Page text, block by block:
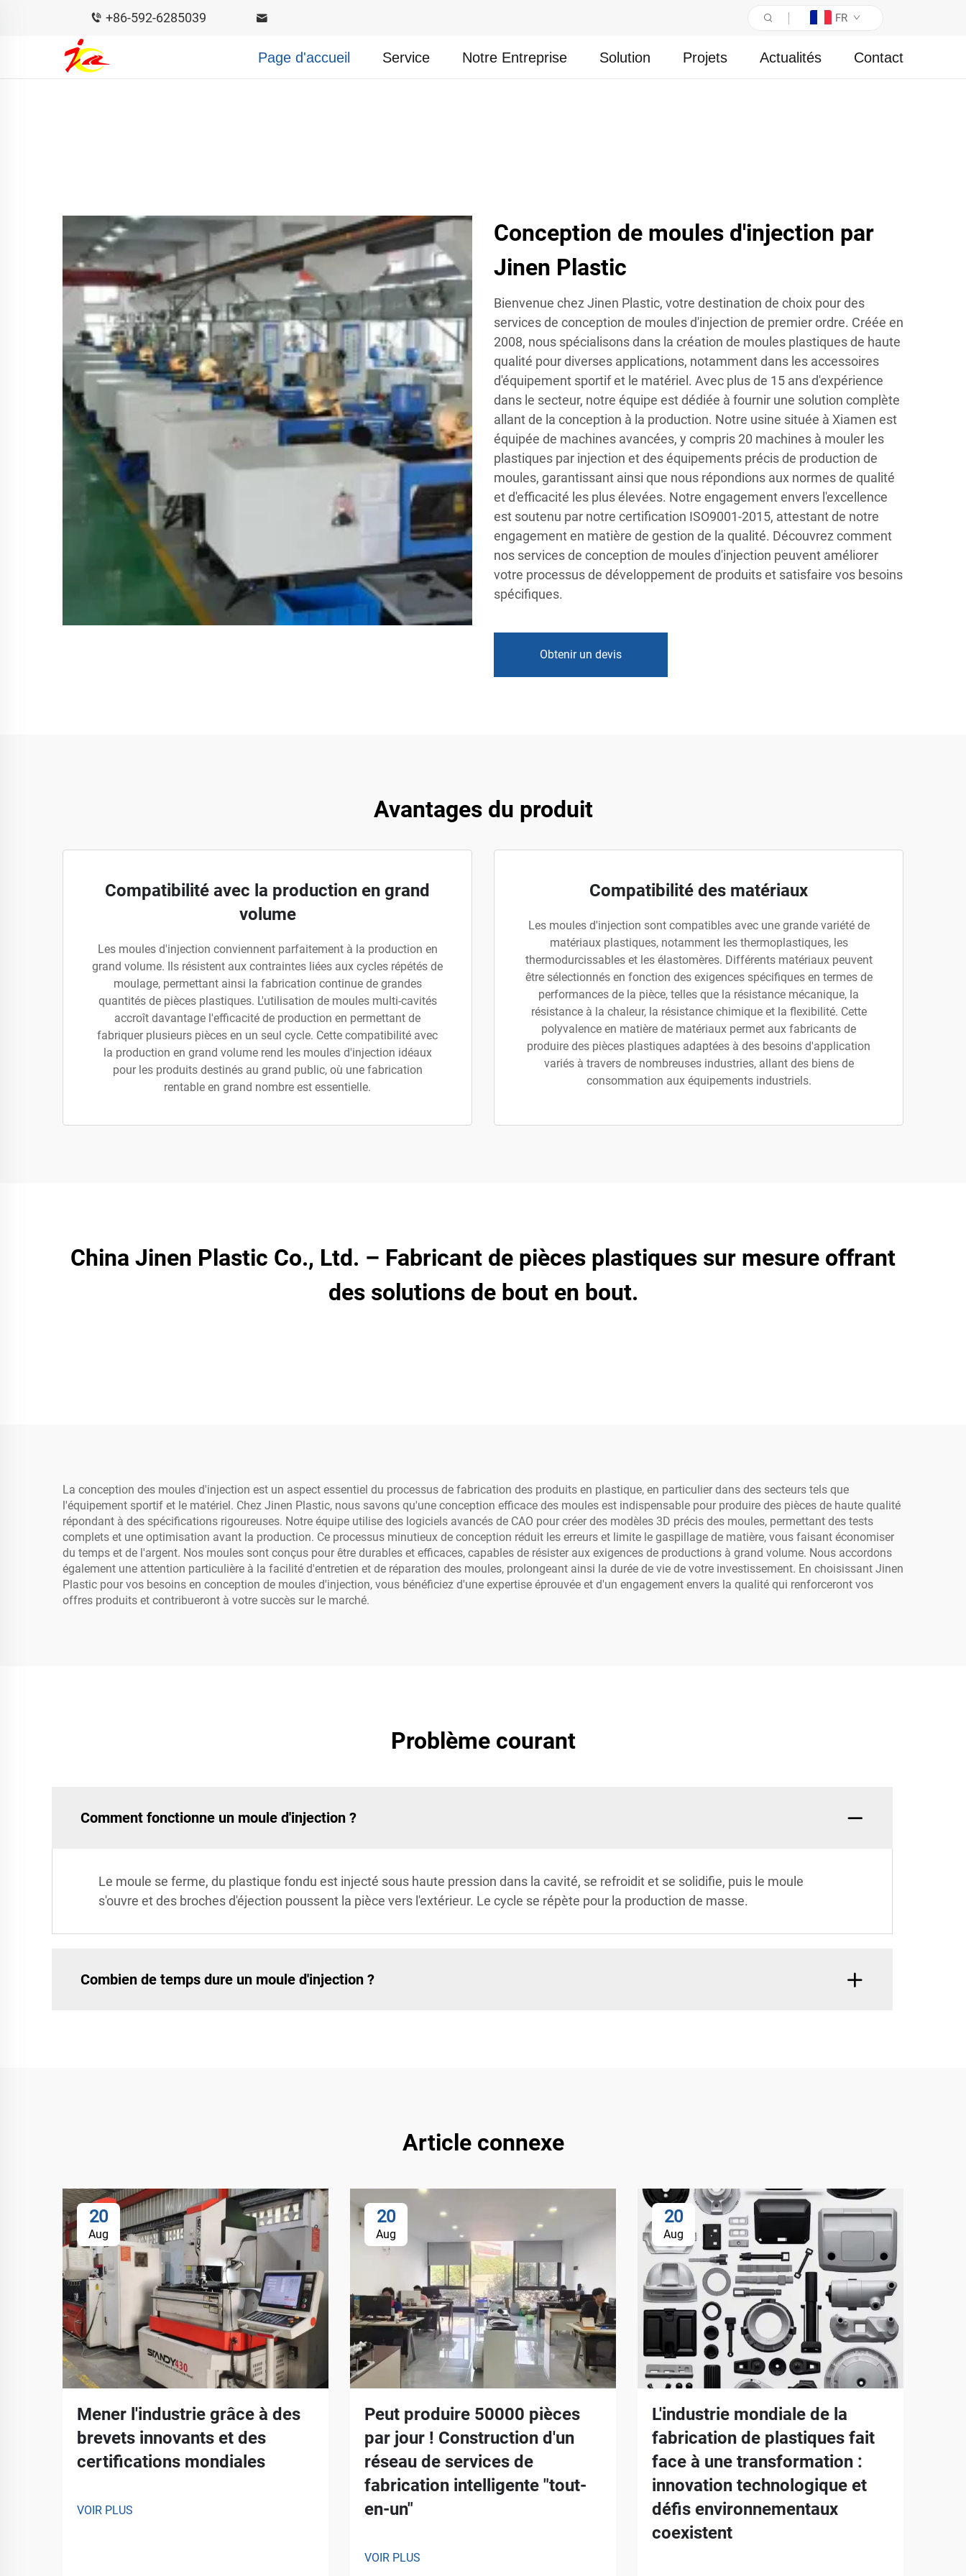
+86-592-6285039 FR
Page d'accueil Service Notre Entreprise Solution Projets Actualités Contact
Conception de moules d'injection par
Jinen Plastic
Bienvenue chez Jinen Plastic, votre destination de choix pour des
services de conception de moules d'injection de premier ordre. Créée en
2008, nous spécialisons dans la création de moules plastiques de haute
qualité pour diverses applications, notamment dans les accessoires
d'équipement sportif et le matériel. Avec plus de 15 ans d'expérience
dans le secteur, notre équipe est dédiée à fournir une solution complète
allant de la conception à la production. Notre usine située à Xiamen est
équipée de machines avancées, y compris 20 machines à mouler les
plastiques par injection et des équipements précis de production de
moules, garantissant ainsi que nous répondions aux normes de qualité
et d'efficacité les plus élevées. Notre engagement envers l'excellence
est soutenu par notre certification ISO9001-2015, attestant de notre
engagement en matière de gestion de la qualité. Découvrez comment
nos services de conception de moules d'injection peuvent améliorer
votre processus de développement de produits et satisfaire vos besoins
spécifiques.
Obtenir un devis
Avantages du produit
Compatibilité avec la production en grand
volume
Les moules d'injection conviennent parfaitement à la production en
grand volume. Ils résistent aux contraintes liées aux cycles répétés de
moulage, permettant ainsi la fabrication continue de grandes
quantités de pièces plastiques. L'utilisation de moules multi-cavités
accroît davantage l'efficacité de production en permettant de
fabriquer plusieurs pièces en un seul cycle. Cette compatibilité avec
la production en grand volume rend les moules d'injection idéaux
pour les produits destinés au grand public, où une fabrication
rentable en grand nombre est essentielle.
Compatibilité des matériaux
Les moules d'injection sont compatibles avec une grande variété de
matériaux plastiques, notamment les thermoplastiques, les
thermodurcissables et les élastomères. Différents matériaux peuvent
être sélectionnés en fonction des exigences spécifiques en termes de
performances de la pièce, telles que la résistance mécanique, la
résistance à la chaleur, la résistance chimique et la flexibilité. Cette
polyvalence en matière de matériaux permet aux fabricants de
produire des pièces plastiques adaptées à des besoins d'application
variés à travers de nombreuses industries, allant des biens de
consommation aux équipements industriels.
China Jinen Plastic Co., Ltd. – Fabricant de pièces plastiques sur mesure offrant
des solutions de bout en bout.
La conception des moules d'injection est un aspect essentiel du processus de fabrication des produits en plastique, en particulier dans des secteurs tels que
l'équipement sportif et le matériel. Chez Jinen Plastic, nous savons qu'une conception efficace des moules est indispensable pour produire des pièces de haute qualité
répondant à des spécifications rigoureuses. Notre équipe utilise des logiciels avancés de CAO pour créer des modèles 3D précis des moules, permettant des tests
complets et une optimisation avant la production. Ce processus minutieux de conception réduit les erreurs et limite le gaspillage de matière, vous faisant économiser
du temps et de l'argent. Nos moules sont conçus pour être durables et efficaces, capables de résister aux exigences de productions à grand volume. Nous accordons
également une attention particulière à la facilité d'entretien et de réparation des moules, prolongeant ainsi la durée de vie de votre investissement. En choisissant Jinen
Plastic pour vos besoins en conception de moules d'injection, vous bénéficiez d'une expertise éprouvée et d'un engagement envers la qualité qui renforceront vos
offres produits et contribueront à votre succès sur le marché.
Problème courant
Comment fonctionne un moule d'injection ?
Le moule se ferme, du plastique fondu est injecté sous haute pression dans la cavité, se refroidit et se solidifie, puis le moule
s'ouvre et des broches d'éjection poussent la pièce vers l'extérieur. Le cycle se répète pour la production de masse.
Combien de temps dure un moule d'injection ?
Article connexe
20
Aug
Mener l'industrie grâce à des
brevets innovants et des
certifications mondiales
VOIR PLUS
20
Aug
Peut produire 50000 pièces
par jour ! Construction d'un
réseau de services de
fabrication intelligente "tout-
en-un"
VOIR PLUS
20
Aug
L'industrie mondiale de la
fabrication de plastiques fait
face à une transformation :
innovation technologique et
défis environnementaux
coexistent